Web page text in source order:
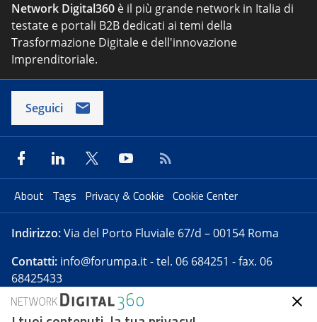
Network Digital360 è il più grande network in Italia di
testate e portali B2B dedicati ai temi della
Trasformazione Digitale e dell'innovazione
Imprenditoriale.
Seguici
About Tags Privacy & Cookie Cookie Center
Indirizzo:Via del Porto Fluviale 67/d – 00154 Roma
Contatti: info@forumpa.it- tel. 06 684251 - fax. 06
68425433
Forumpa.itè una pubblicazione telematica iscritta